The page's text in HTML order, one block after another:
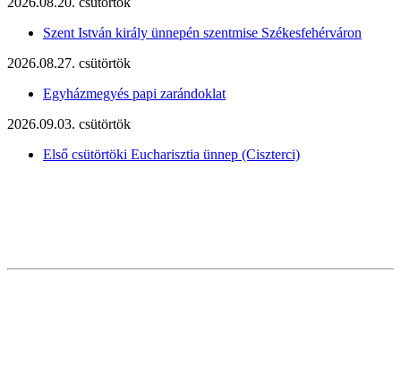
Szent István király ünnepén szentmise Székesfehérváron
2026.08.27. csütörtök
Egyházmegyés papi zarándoklat
2026.09.03. csütörtök
Első csütörtöki Eucharisztia ünnep (Ciszterci)